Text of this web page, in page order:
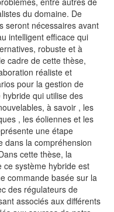
du domaine. De
seront nécessaires avant
intelligent efficace qui
robuste et à
cadre de cette thèse,
réaliste et
pour la gestion de
hybride qui utilise des
à savoir , les
, les éoliennes et les
une étape
dans la compréhension
cette thèse, la
système hybride est
commande basée sur la
des régulateurs de
associés aux différents